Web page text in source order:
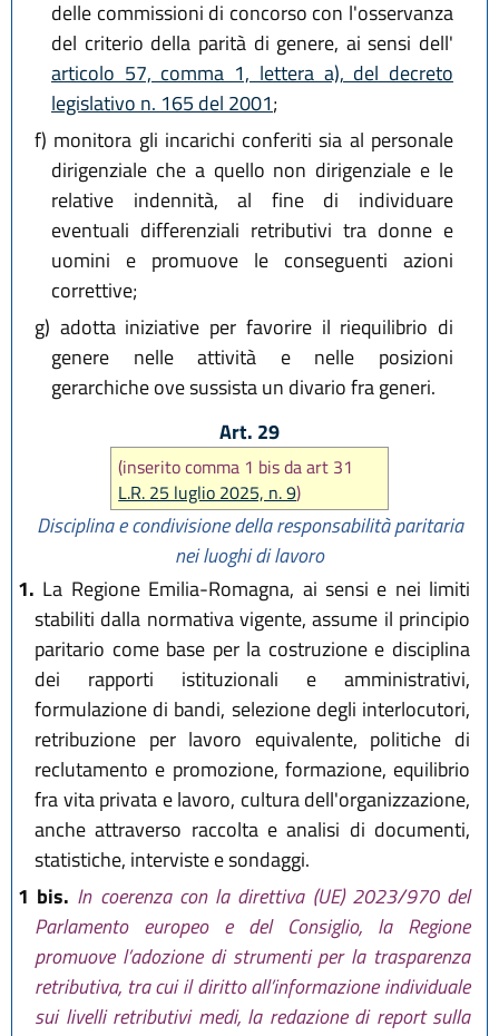
delle commissioni di concorso con l'osservanza
del criterio della parità di genere, ai sensi dell'
articolo 57, comma 1, lettera a), del decreto
legislativo n. 165 del 2001;
f) monitora gli incarichi conferiti sia al personale
dirigenziale che a quello non dirigenziale e le
relative indennità, al fine di individuare
eventuali differenziali retributivi tra donne e
uomini e promuove le conseguenti azioni
correttive;
g) adotta iniziative per favorire il riequilibrio di
genere nelle attività e nelle posizioni
gerarchiche ove sussista un divario fra generi.
Art. 29
(inserito comma 1 bis da art 31
L.R. 25 luglio 2025, n. 9)
Disciplina e condivisione della responsabilità paritaria
nei luoghi di lavoro
1. La Regione Emilia-Romagna, ai sensi e nei limiti
stabiliti dalla normativa vigente, assume il principio
paritario come base per la costruzione e disciplina
dei rapporti istituzionali e amministrativi,
formulazione di bandi, selezione degli interlocutori,
retribuzione per lavoro equivalente, politiche di
reclutamento e promozione, formazione, equilibrio
fra vita privata e lavoro, cultura dell'organizzazione,
anche attraverso raccolta e analisi di documenti,
statistiche, interviste e sondaggi.
1 bis. In coerenza con la direttiva (UE) 2023/970 del
Parlamento europeo e del Consiglio, la Regione
promuove l’adozione di strumenti per la trasparenza
retributiva, tra cui il diritto all’informazione individuale
sui livelli retributivi medi, la redazione di report sulla